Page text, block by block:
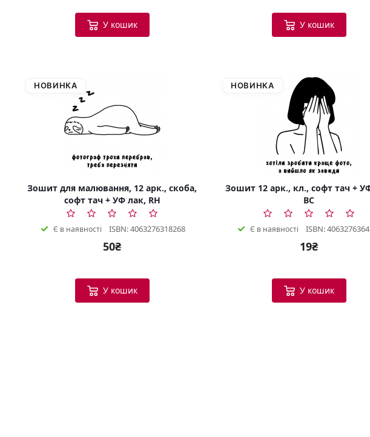
У кошик У кошик
НОВИНКА
Зошит для малювання, 12 арк., скоба,
софт тач + УФ лак, RH
Є в наявності ISBN: 4063276318268
50₴
У кошик
НОВИНКА
Зошит 12 арк., кл., софт тач +
BC
Є в наявності ISBN:
19₴
У кошик